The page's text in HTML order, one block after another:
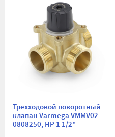
Трехходовой поворотный
клапан Varmega VMMV02-
0808250, НР 1 1/2"